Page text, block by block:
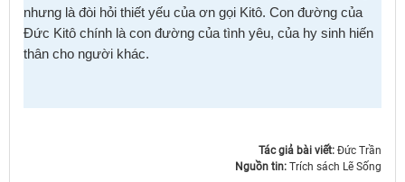
nhưng là đòi hỏi thiết yếu của ơn gọi Kitô. Con đường của
Ðức Kitô chính là con đường của tình yêu, của hy sinh hiến
thân cho người khác.
Tác giả bài viết: Đức Trần
Nguồn tin: Trích sách Lẽ Sống